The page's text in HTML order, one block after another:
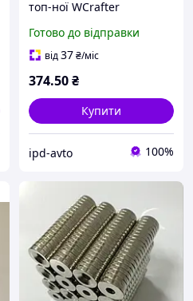
топ-ної WCrafter
Готово до відправки
від37₴/міс
374.50₴
Купити
ipd-avto 100%